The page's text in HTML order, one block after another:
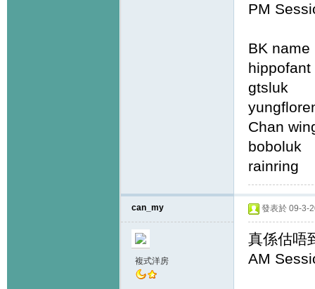
PM
BK
Chan
can_my
複式洋房
發表於 09-3-
真係估唔
AM